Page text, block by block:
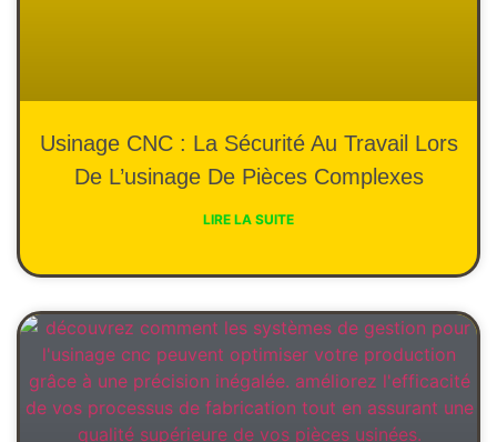
Usinage CNC : La Sécurité Au Travail Lors
De L’usinage De Pièces Complexes
LIRE LA SUITE